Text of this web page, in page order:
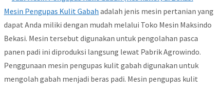
Mesin Pengupas Kulit Gabah adalah jenis mesin pertanian yang
dapat Anda miliki dengan mudah melalui Toko Mesin Maksindo
Bekasi. Mesin tersebut digunakan untuk pengolahan pasca
panen padi ini diproduksi langsung lewat Pabrik Agrowindo.
Penggunaan mesin pengupas kulit gabah digunakan untuk
mengolah gabah menjadi beras padi. Mesin pengupas kulit